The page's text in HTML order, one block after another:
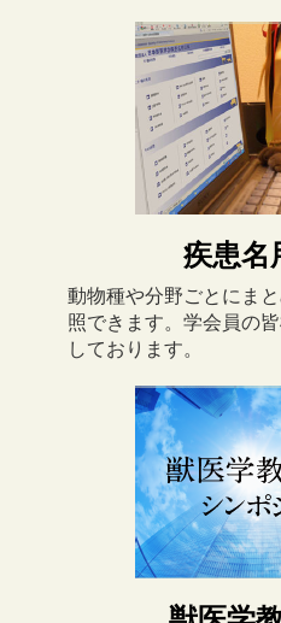
疾患名
動物種や分野ごとにま
照できます。学会員の
しております。